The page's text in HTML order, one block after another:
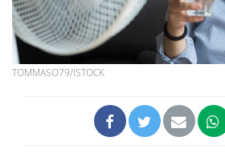
TOMMASO79/ISTOCK